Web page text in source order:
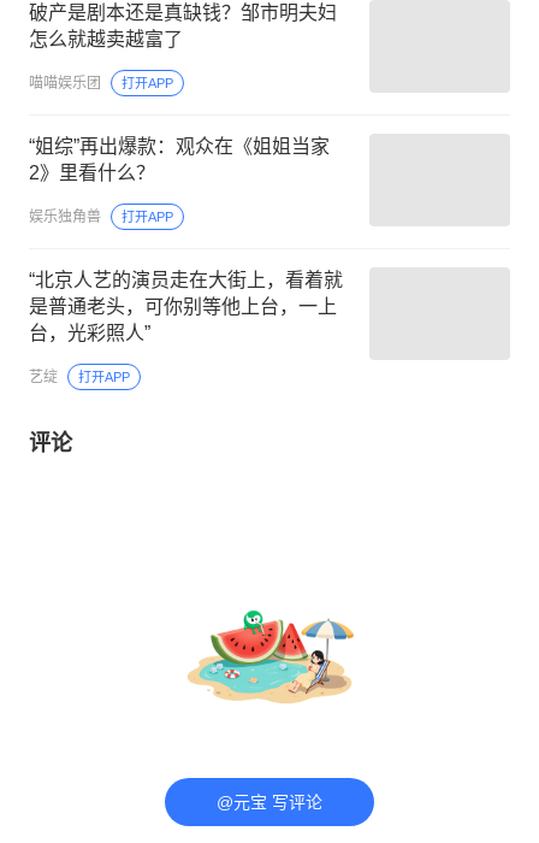
破产是剧本还是真缺钱？邹市明夫妇
怎么就越卖越富了
喵喵娱乐团 打开APP
“姐综”再出爆款：观众在《姐姐当家
2》里看什么？
娱乐独角兽 打开APP
“北京人艺的演员走在大街上，看着就
是普通老头，可你别等他上台，一上
台，光彩照人”
艺绽 打开APP
评论
@元宝 写评论